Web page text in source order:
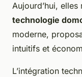
Aujourd’hui,
technologie
moderne,
intuitifs et
L’intégration